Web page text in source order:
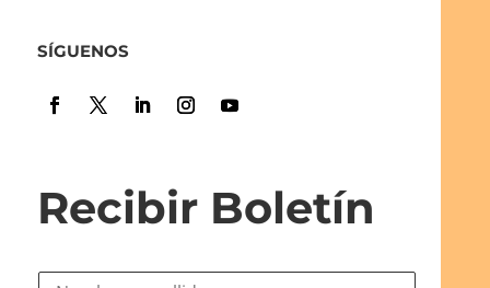
SÍGUENOS
Recibir Boletín
N